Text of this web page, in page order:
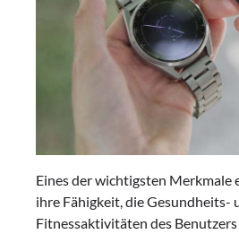
Eines der wichtigsten Merkmale
ihre Fähigkeit, die Gesundheits-
Fitnessaktivitäten des